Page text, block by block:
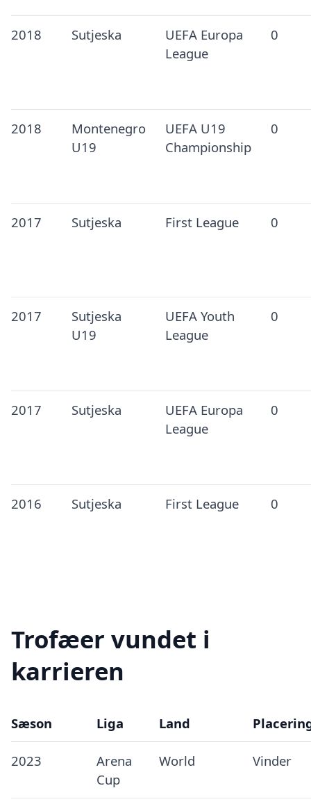
2018 Sutjeska
UEFA Europa
League
0
2018
Montenegro
U19
UEFA U19
Championship
0
2017 Sutjeska First League 0
2017
Sutjeska
U19
UEFA Youth
League
0
2017 Sutjeska
UEFA Europa
League
0
2016 Sutjeska First League 0
Trofæer vundet i
karrieren
Sæson Liga Land
2023
Arena
Cup
World Vinder